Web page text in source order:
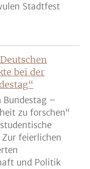
Stadtfest
bei der
Bundestag –
zu forschen“
feierlichen
und Politik